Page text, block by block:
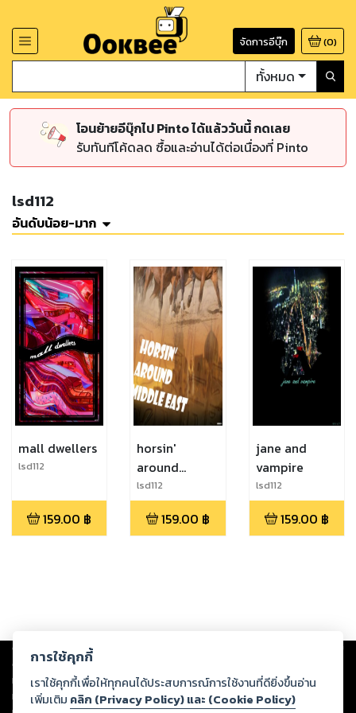
จัดการอีบุ๊ก (0)
ทั้งหมด
โอนย้ายอีบุ๊กไป Pinto ได้แล้ววันนี้ กดเลย
รับทันทีโค้ดลด ซื้อและอ่านได้ต่อเนื่องที่ Pinto
lsd112
อันดับน้อย-มาก
mall dwellers
lsd112
159.00 ฿
horsin'
around
middle east
lsd112
159.00 ฿
jane and
vampire
lsd112
159.00 ฿
Copyright © 2026
ต่อผลงานหรือเนื้อหาใดที่อัปโหลดผ่านเว็บไซต์และปรากฏว่าละเมิดสิทธิใน
ทรัพย์สินทางปัญญาของบุคคลอื่นหรือขัดต่อกฎหมายและศีลธรรม ดังนั้น ผู้อ่าน
ทุกท่านโปรดใช้วิจารณญาณในการกลั่นกรองด้วยตนเอง และหากท่านพบว่าส่วน
การใช้คุกกี้
เราใช้คุกกี้เพื่อให้ทุกคนได้ประสบการณ์การใช้งานที่ดียิ่งขึ้นอ่าน
เพิ่มเติม คลิก (Privacy Policy) และ (Cookie Policy)